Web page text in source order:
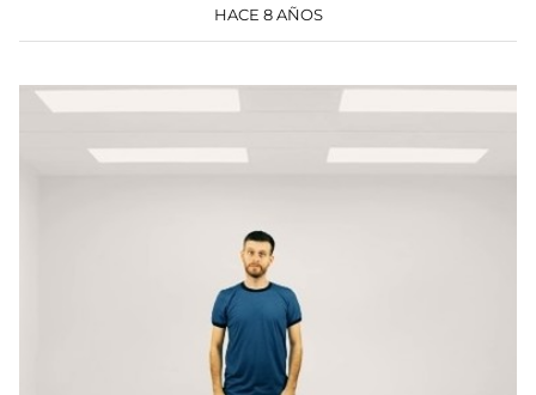
HACE 8 AÑOS